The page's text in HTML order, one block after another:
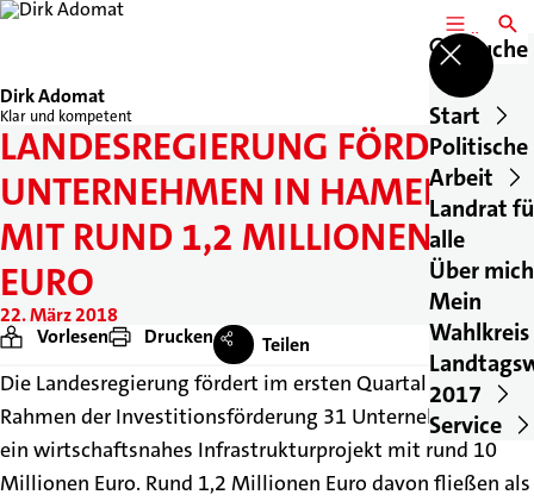
Dirk Adomat
Klar und kompetent
MENÜSuche
Start
Politische
Arbeit
Landrat
alle
Über mich
Mein
Wahlkreis
2017
Service
LANDESREGIERUNG FÖRDERT
UNTERNEHMEN IN HAMELN
MIT RUND 1,2 MILLIONEN
EURO
22. März 2018
Vorlesen
Drucken Teilen
Die Landesregierung fördert im ersten Quartal 2018 im
Rahmen der Investitionsförderung 31 Unternehmen und
ein wirtschaftsnahes Infrastrukturprojekt mit rund 10
Millionen Euro. Rund 1,2 Millionen Euro davon fließen als